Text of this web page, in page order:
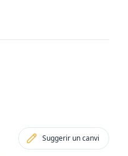
Suggerir un canvi